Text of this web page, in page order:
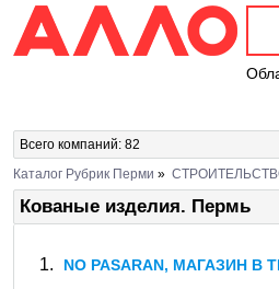
Всего компаний: 82
Каталог Рубрик Перми »
Кованые изделия. Пермь
NO PASARAN, МАГАЗИН В